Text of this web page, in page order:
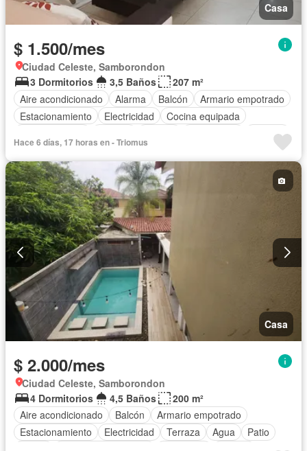
Casa
$ 1.500/mes
Ciudad Celeste, Samborondon
3 Dormitorios
3,5 Baños
207 m²
Aire acondicionado
Alarma Balcón
Armario empotrado
Estacionamiento
Electricidad
Cocina equipada
Terraza
Agua
Patio Área para niños
Parrilla
Garita de guardianía Gimnasio
Sauna
Seguridad Piscina
Cancha de tenis
Completamente amoblado
Hace 6 días, 17 horas en - Triomus
Casa
$ 2.000/mes
Ciudad Celeste, Samborondon
4 Dormitorios
4,5 Baños
200 m²
Aire acondicionado
Balcón
Armario empotrado
Estacionamiento
Electricidad Terraza Agua
Patio